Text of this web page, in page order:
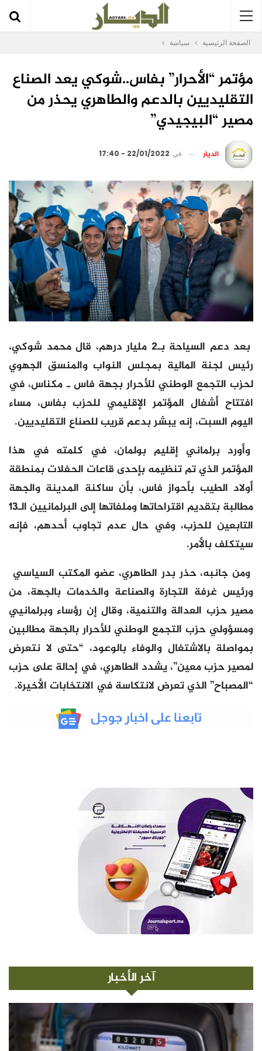
الصفحة الرئيسية سياسة
مؤتمر “الأحرار” بفاس..شوكي يعد الصناع
التقليديين بالدعم والطاهري يحذر من
مصير “البيجيدي”
الديار في 22/01/2022 - 17:40
بعد دعم السياحة بـ2 مليار درهم، قال محمد شوكي،
رئيس لجنة المالية بمجلس النواب والمنسق الجهوي
لحزب التجمع الوطني للأحرار بجهة فاس ـ مكناس، في
افتتاح أشغال المؤتمر الإقليمي للحزب بفاس، مساء
اليوم السبت، إنه يبشر بدعم قريب للصناع التقليديين.
وأورد برلماني إقليم بولمان، في كلمته في هذا
المؤتمر الذي تم تنظيمه بإحدى قاعات الحفلات بمنطقة
أولاد الطيب بأحواز فاس، بأن ساكنة المدينة والجهة
مطالبة بتقديم اقتراحاتها وملفاتها إلى البرلمانيين الـ13
التابعين للحزب، وفي حال عدم تجاوب أحدهم، فإنه
سيتكلف بالأمر.
ومن جانبه، حذر بدر الطاهري، عضو المكتب السياسي
ورئيس غرفة التجارة والصناعة والخدمات بالجهة، من
مصير حزب العدالة والتنمية، وقال إن رؤساء وبرلمانيي
ومسؤولي حزب التجمع الوطني للأحرار بالجهة مطالبين
بمواصلة بالاشتغال والوفاء بالوعود، “حتى لا نتعرض
لمصير حزب معين”، يشدد الطاهري، في إحالة على حزب
“المصباح” الذي تعرض لانتكاسة في الانتخابات الأخيرة.
آخر الأخبار